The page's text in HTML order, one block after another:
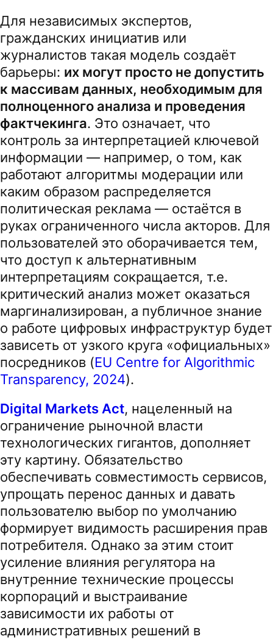
Для независимых экспертов,
гражданских инициатив или
журналистов такая модель создаёт
барьеры: их могут просто не допустить
к массивам данных, необходимым для
полноценного анализа и проведения
фактчекинга. Это означает, что
контроль за интерпретацией ключевой
информации — например, о том, как
работают алгоритмы модерации или
каким образом распределяется
политическая реклама — остаётся в
руках ограниченного числа акторов. Для
пользователей это оборачивается тем,
что доступ к альтернативным
интерпретациям сокращается, т.е.
критический анализ может оказаться
маргинализирован, а публичное знание
о работе цифровых инфраструктур будет
зависеть от узкого круга «официальных»
посредников (EU Centre for Algorithmic
Transparency, 2024).
Digital Markets Act, нацеленный на
ограничение рыночной власти
технологических гигантов, дополняет
эту картину. Обязательство
обеспечивать совместимость сервисов,
упрощать перенос данных и давать
пользователю выбор по умолчанию
формирует видимость расширения прав
потребителя. Однако за этим стоит
усиление влияния регулятора на
внутренние технические процессы
корпораций и выстраивание
зависимости их работы от
административных решений в